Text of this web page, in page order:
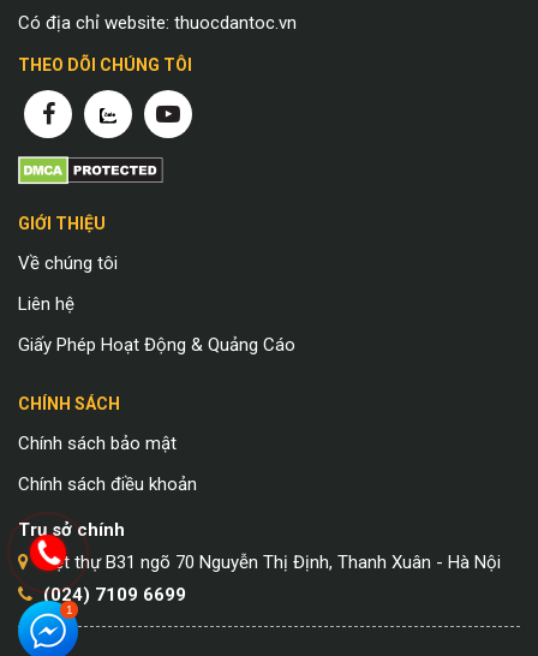
Có địa chỉ website: thuocdantoc.vn
THEO DÕI CHÚNG TÔI
GIỚI THIỆU
Về chúng tôi
Liên hệ
Giấy Phép Hoạt Động & Quảng Cáo
CHÍNH SÁCH
Chính sách bảo mật
Chính sách điều khoản
Trụ sở chính
Biệt thự B31 ngõ 70 Nguyễn Thị Định, Thanh Xuân - Hà Nội
(024) 7109 6699